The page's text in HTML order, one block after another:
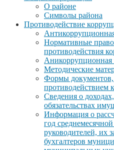
О районе
Символы района
Противодействие
Нормативные
противодействия
Аникоррупционная
Методические
Формы документов,
противодействием
Сведения о
обязательствах
Информация о
год
руководителей, их
бухгалтеров